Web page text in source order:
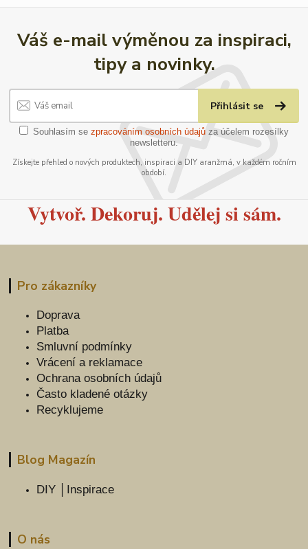
Váš e-mail výměnou za inspiraci,
tipy a novinky.
Přihlásit se
Souhlasím se zpracováním osobních údajů za účelem rozesílky
newsletteru.
Získejte přehled o nových produktech, inspiraci a DIY aranžmá, v každém ročním
období.
Vytvoř. Dekoruj. Udělej si sám.
Pro zákazníky
Doprava
Platba
Smluvní podmínky
Vrácení a reklamace
Ochrana osobních údajů
Často kladené otázky
Recyklujeme
Blog Magazín
DIY │Inspirace
O nás